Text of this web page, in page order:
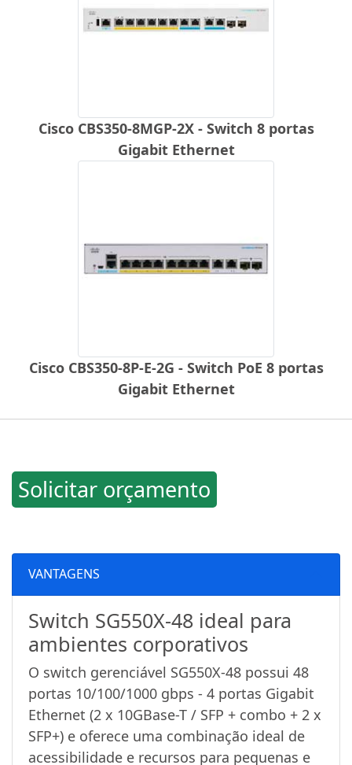
Cisco CBS350-8MGP-2X - Switch 8 portas
Gigabit Ethernet
Cisco CBS350-8P-E-2G - Switch PoE 8 portas
Gigabit Ethernet
Solicitar orçamento
VANTAGENS
Switch SG550X-48 ideal para
ambientes corporativos
O switch gerenciável SG550X-48 possui 48
portas 10/100/1000 gbps - 4 portas Gigabit
Ethernet (2 x 10GBase-T / SFP + combo + 2 x
SFP+) e oferece uma combinação ideal de
acessibilidade e recursos para pequenas e